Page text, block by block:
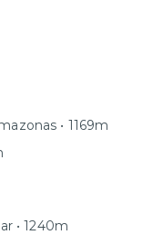
• 1169m
• 1240m